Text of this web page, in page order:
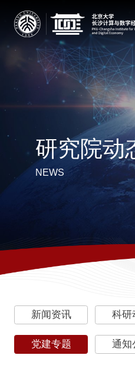
研究院动
NEWS
新闻资讯 科研
党建专题 通知